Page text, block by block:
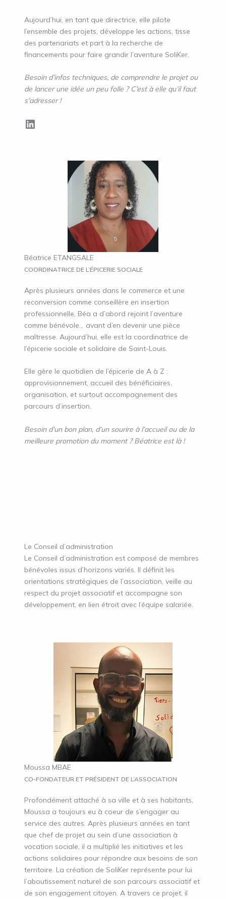
Aujourd’hui, en tant que directrice, elle pilote
l’ensemble des projets, développe les actions, tisse
des partenariats et part à la recherche de
financements pour faire grandir l’aventure SoliKer.
Besoin d’infos techniques, de comprendre le projet ou
de lancer une idée un peu folle ? C’est à elle qu’il faut
s’adresser !
LinkedIn
Béatrice ETANGSALE
COORDINATRICE DE L’ÉPICERIE SOCIALE
Après plusieurs années dans le commerce et une
reconversion comme conseillère en insertion
professionnelle, Béa a d’abord rejoint l’aventure
comme bénévole… avant d’en devenir une pièce
maîtresse. Aujourd’hui, elle est la coordinatrice de
l’épicerie sociale et solidaire de Saint-Louis.
Elle gère le quotidien de l’épicerie de A à Z :
approvisionnement, accueil des bénéficiaires,
organisation, et surtout accompagnement des
parcours d’insertion.
Besoin d’un bon plan, d’un sourire à l’accueil ou de la
meilleure promotion du moment ? Béatrice est là !
Le Conseil d’administration
Le Conseil d’administration est composé de membres
bénévoles issus d’horizons variés. Il définit les
orientations stratégiques de l’association, veille au
respect du projet associatif et accompagne son
développement, en lien étroit avec l’équipe salariée.
Moussa MBAE
CO-FONDATEUR ET PRÉSIDENT DE L’ASSOCIATION
Profondément attaché à sa ville et à ses habitants,
Moussa a toujours eu à coeur de s’engager au
service des autres. Après plusieurs années en tant
que chef de projet au sein d’une association à
vocation sociale, il a multiplié les initiatives et les
actions solidaires pour répondre aux besoins de son
territoire. La création de SoliKer représente pour lui
l’aboutissement naturel de son parcours associatif et
de son engagement citoyen. A travers ce projet, il